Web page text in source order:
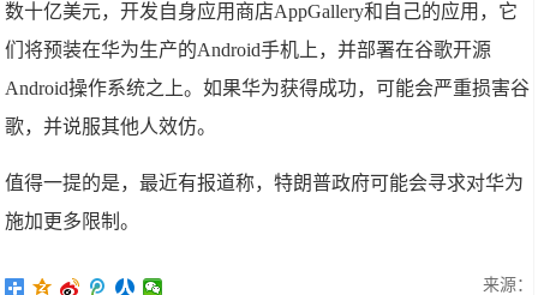
数十亿美元，开发自身应用商店AppGallery和自己的应用，它
们将预装在华为生产的Android手机上，并部署在谷歌开源
Android操作系统之上。如果华为获得成功，可能会严重损害谷
歌，并说服其他人效仿。
值得一提的是，最近有报道称，特朗普政府可能会寻求对华为
施加更多限制。
来源：